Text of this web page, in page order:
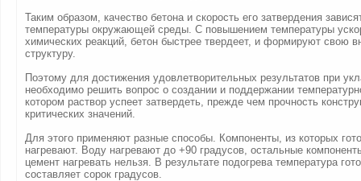
Таким образом, качество бетона и скорость его затвердения
температуры окружающей среды. С повышением температуры
химических реакций, бетон быстрее твердеет, и формируют свою
структуру.
Поэтому для достижения удовлетворительных результатов при
необходимо решить вопрос о создании и поддержании
котором раствор успеет затвердеть, прежде чем прочность
критических значений.
Для этого применяют разные способы. Компоненты, из которых
нагревают. Воду нагревают до +90 градусов, остальные
цемент нагревать нельзя. В результате подогрева температура
составляет сорок градусов.